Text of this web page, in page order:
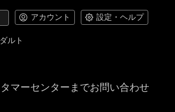
アカウント 設定・ヘルプ
ルト
マーセンターまでお問い合わせ